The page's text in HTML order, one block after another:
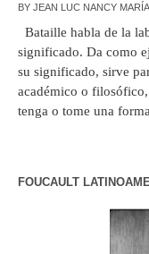
BY JEAN LUC NANCY
Bataille habla de la
significado. Da como
su significado, sirve
académico o
tenga o tome una
FOUCAULT